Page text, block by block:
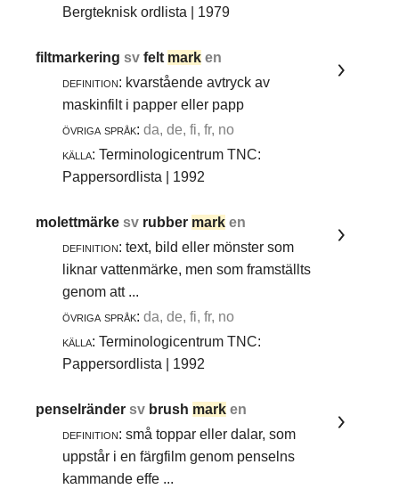
Bergteknisk ordlista | 1979
filtmarkeringsvfelt mark en
definition: kvarstående avtryck av
maskinfilt i papper eller papp
övriga språk: da, de, fi, fr, no
källa: Terminologicentrum TNC:
Pappersordlista | 1992
molettmärkesv rubber mark en
definition: text, bild eller mönster som
liknar vattenmärke, men som framställts
genom att ...
övriga språk: da, de, fi, fr, no
källa: Terminologicentrum TNC:
Pappersordlista | 1992
penselrändersv brush mark en
definition: små toppar eller dalar, som
uppstår i en färgfilm genom penselns
kammande effe ...